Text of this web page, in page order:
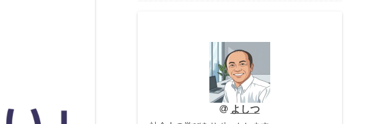
よしつ